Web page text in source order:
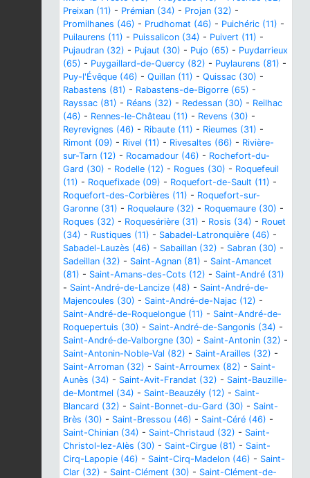
Preixan (11) - Prémian (34) - Projan (32) -
Promilhanes (46) - Prudhomat (46) - Puichéric (11) -
Puilaurens (11) - Puissalicon (34) - Puivert (11) -
Pujaudran (32) - Pujaut (30) - Pujo (65) - Puydarrieux
(65) - Puygaillard-de-Quercy (82) - Puylaurens (81) -
Puy-l'Évêque (46) - Quillan (11) - Quissac (30) -
Rabastens (81) - Rabastens-de-Bigorre (65) -
Rayssac (81) - Réans (32) - Redessan (30) - Reilhac
(46) - Rennes-le-Château (11) - Revens (30) -
Reyrevignes (46) - Ribaute (11) - Rieumes (31) -
Rimont (09) - Rivel (11) - Rivesaltes (66) - Rivière-
sur-Tarn (12) - Rocamadour (46) - Rochefort-du-
Gard (30) - Rodelle (12) - Rogues (30) - Roquefeuil
(11) - Roquefixade (09) - Roquefort-de-Sault (11) -
Roquefort-des-Corbières (11) - Roquefort-sur-
Garonne (31) - Roquelaure (32) - Roquemaure (30) -
Roques (32) - Roquesérière (31) - Rosis (34) - Rouet
(34) - Rustiques (11) - Sabadel-Latronquière (46) -
Sabadel-Lauzès (46) - Sabaillan (32) - Sabran (30) -
Sadeillan (32) - Saint-Agnan (81) - Saint-Amancet
(81) - Saint-Amans-des-Cots (12) - Saint-André (31)
- Saint-André-de-Lancize (48) - Saint-André-de-
Majencoules (30) - Saint-André-de-Najac (12) -
Saint-André-de-Roquelongue (11) - Saint-André-de-
Roquepertuis (30) - Saint-André-de-Sangonis (34) -
Saint-André-de-Valborgne (30) - Saint-Antonin (32) -
Saint-Antonin-Noble-Val (82) - Saint-Arailles (32) -
Saint-Arroman (32) - Saint-Arroumex (82) - Saint-
Aunès (34) - Saint-Avit-Frandat (32) - Saint-Bauzille-
de-Montmel (34) - Saint-Beauzély (12) - Saint-
Blancard (32) - Saint-Bonnet-du-Gard (30) - Saint-
Brès (30) - Saint-Bressou (46) - Saint-Céré (46) -
Saint-Chinian (34) - Saint-Christaud (32) - Saint-
Christol-lez-Alès (30) - Saint-Cirgue (81) - Saint-
Cirq-Lapopie (46) - Saint-Cirq-Madelon (46) - Saint-
Clar (32) - Saint-Clément (30) - Saint-Clément-de-